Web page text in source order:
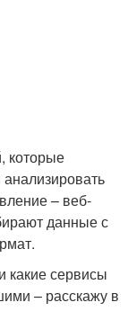
которые
анализировать
– веб-
данные с
какие сервисы
– расскажу в